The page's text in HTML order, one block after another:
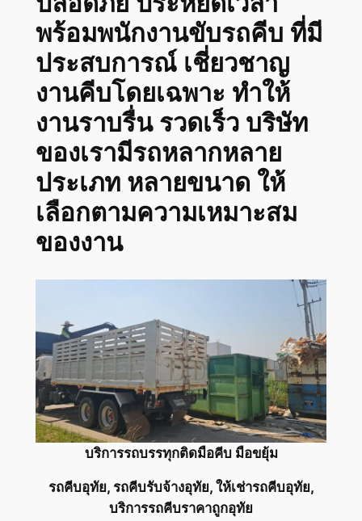
พร้อมพนักงานขับรถคีบ ที่มี
ประสบการณ์ เชี่ยวชาญ
งานคีบโดยเฉพาะ ทำให้
งานราบรื่น รวดเร็ว บริษัท
ของเรามีรถหลากหลาย
ประเภท หลายขนาด ให้
เลือกตามความเหมาะสม
ของงาน
บริการรถบรรทุกติดมือคีบ มือขยุ้ม
รถคีบอุทัย, รถคีบรับจ้างอุทัย, ให้เช่ารถคีบอุทัย,
บริการรถคีบราคาถูกอุทัย